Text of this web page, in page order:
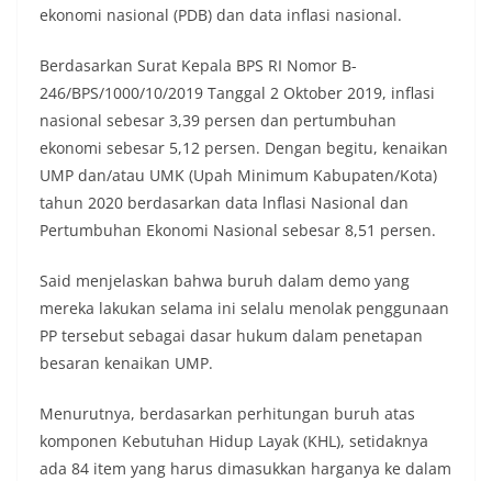
ekonomi nasional (PDB) dan data inflasi nasional.
Berdasarkan Surat Kepala BPS RI Nomor B-
246/BPS/1000/10/2019 Tanggal 2 Oktober 2019, inflasi
nasional sebesar 3,39 persen dan pertumbuhan
ekonomi sebesar 5,12 persen. Dengan begitu, kenaikan
UMP dan/atau UMK (Upah Minimum Kabupaten/Kota)
tahun 2020 berdasarkan data lnflasi Nasional dan
Pertumbuhan Ekonomi Nasional sebesar 8,51 persen.
Said menjelaskan bahwa buruh dalam demo yang
mereka lakukan selama ini selalu menolak penggunaan
PP tersebut sebagai dasar hukum dalam penetapan
besaran kenaikan UMP.
Menurutnya, berdasarkan perhitungan buruh atas
komponen Kebutuhan Hidup Layak (KHL), setidaknya
ada 84 item yang harus dimasukkan harganya ke dalam